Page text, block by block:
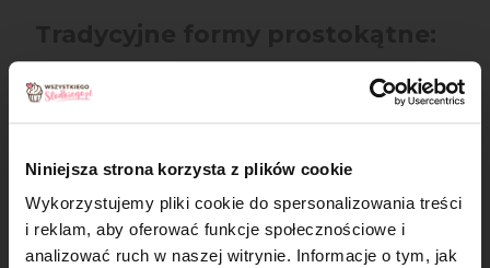
Niniejsza strona korzysta z plików cookie
Wykorzystujemy pliki cookie do spersonalizowania treści
i reklam, aby oferować funkcje społecznościowe i
analizować ruch w naszej witrynie. Informacje o tym, jak
Tradycyjne formy prostokątne to
najpopularniejsze formy
dostępne w sklepach
(mała). Jednak ich boki nie są idealnie pionowe
dlatego do wyliczeń używamy długości
pośrednich pomiędzy dnem a górnym rantem
formy.